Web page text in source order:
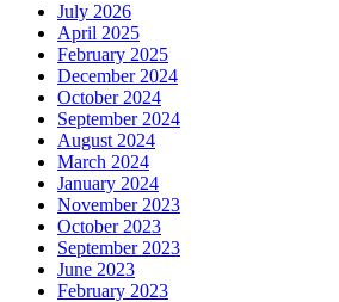
July 2026
April 2025
February 2025
December 2024
October 2024
September 2024
August 2024
March 2024
January 2024
November 2023
October 2023
September 2023
June 2023
February 2023